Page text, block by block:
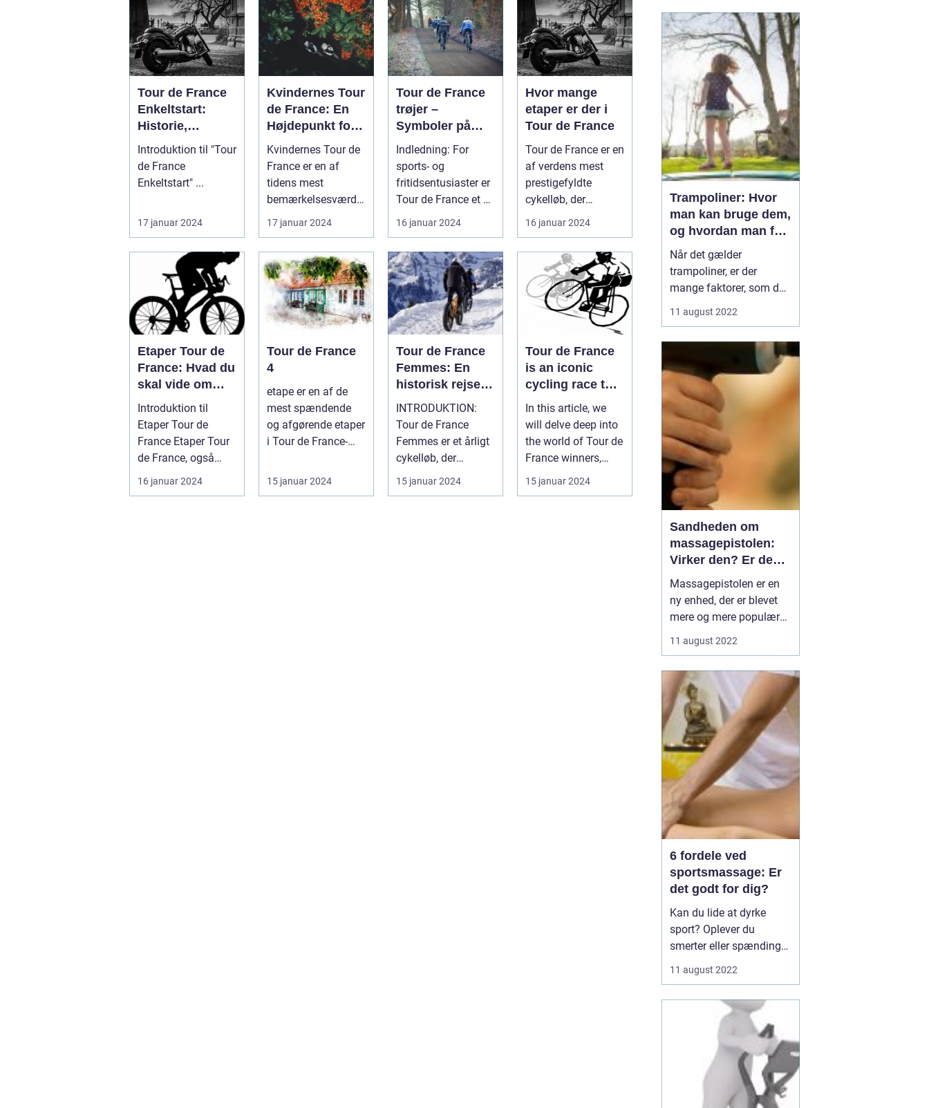
Tour de France
Enkeltstart:
Historie,
udvikling og
nøgleinformatio
ner
Introduktion til "Tour
de France
Enkeltstart" ...
17 januar 2024
Kvindernes Tour
de France: En
Højdepunkt for
Cykelsporten
Kvindernes Tour de
France er en af
tidens mest
bemærkelsesværdig
e cykelløb. Det er et
prestigefyldt ...
17 januar 2024
Tour de France
trøjer –
Symboler på
sejr og bedrift
Indledning: For
sports- og
fritidsentusiaster er
Tour de France et af
de mest ikoniske
begivenheder ...
16 januar 2024
Hvor mange
etaper er der i
Tour de France
Tour de France er en
af verdens mest
prestigefyldte
cykelløb, der
tiltrækker sports- og
fritidsentus...
16 januar 2024
Etaper Tour de
France: Hvad du
skal vide om
den ultimative
cykelløbsudford
ring
Introduktion til
Etaper Tour de
France Etaper Tour
de France, også
kendt som "Le
Grand Boucle", er ...
16 januar 2024
Tour de France
4
etape er en af de
mest spændende
og afgørende etaper
i Tour de France-
denne etape, ...
15 januar 2024
Tour de France
Femmes: En
historisk rejse
gennem
kvinders
cykelløb
INTRODUKTION:
Tour de France
Femmes er et årligt
cykelløb, der
omfatter nogle af
verdens bedste kvi...
15 januar 2024
Tour de France
is an iconic
cycling race that
has captivated
sports and
leisure
enthusiasts for
over a century
In this article, we
will delve deep into
the world of Tour de
France winners,
shedding light on
thei...
15 januar 2024
er fastgjort til en krog og
line. I stedet kaster
fiskeren fluen direkte ud i
vandet og venter på...
Trampoliner: Hvor
man kan bruge dem,
og hvordan man får
en til sit hjem
Når det gælder
trampoliner, er der
mange faktorer, som du
køber en trampolin.
trampolin? Hvor stor
skal den være? Hvilken
type hoppe vil ...
11 august 2022
Sandheden om
massagepistolen:
Virker den? Er den
sikker?
Massagepistolen er en
ny enhed, der er blevet
mere og mere populær
siges, at den kan give de
massageterapeut, men
kan du virkelig tro på
hypen? I denne artikel vil
vi tage et kig på san...
11 august 2022
6 fordele ved
sportsmassage: Er
det godt for dig?
Kan du lide at dyrke
sport? Oplever du
smerter eller spændinger
sport? Hvis ja, kan du
sportsmassage.
Sportsmassage er en
type massage, der er
specielt designet til at
hjælpe sportsudøvere ...
11 august 2022